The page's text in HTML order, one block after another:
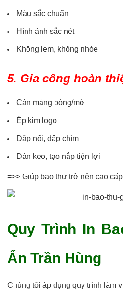
Màu sắc chuẩn
Hình ảnh sắc nét
Không lem, không nhòe
5. Gia công hoàn
Cán màng bóng/mờ
Ép kim logo
Dập nổi, dập chìm
Dán keo, tạo nắp tiện lợi
=>> Giúp bao thư trở nên cao
Quy Trình In
Ấn Trần Hùng
Chúng tôi áp dụng quy trình làm